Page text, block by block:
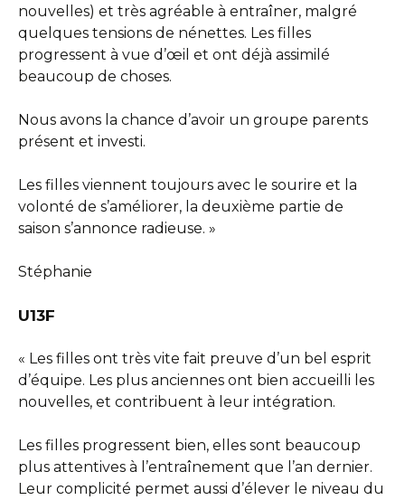
nouvelles) et très agréable à entraîner, malgré
quelques tensions de nénettes. Les filles
progressent à vue d’œil et ont déjà assimilé
beaucoup de choses.
Nous avons la chance d’avoir un groupe parents
présent et investi.
Les filles viennent toujours avec le sourire et la
volonté de s’améliorer, la deuxième partie de
saison s’annonce radieuse. »
Stéphanie
U13F
« Les filles ont très vite fait preuve d’un bel esprit
d’équipe. Les plus anciennes ont bien accueilli les
nouvelles, et contribuent à leur intégration.
Les filles progressent bien, elles sont beaucoup
plus attentives à l’entraînement que l’an dernier.
Leur complicité permet aussi d’élever le niveau du